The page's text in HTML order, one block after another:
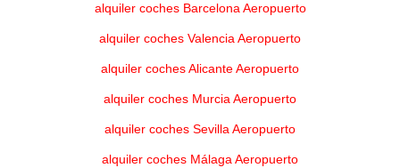
alquiler coches Barcelona Aeropuerto
alquiler coches Valencia Aeropuerto
alquiler coches Alicante Aeropuerto
alquiler coches Murcia Aeropuerto
alquiler coches Sevilla Aeropuerto
alquiler coches Málaga Aeropuerto